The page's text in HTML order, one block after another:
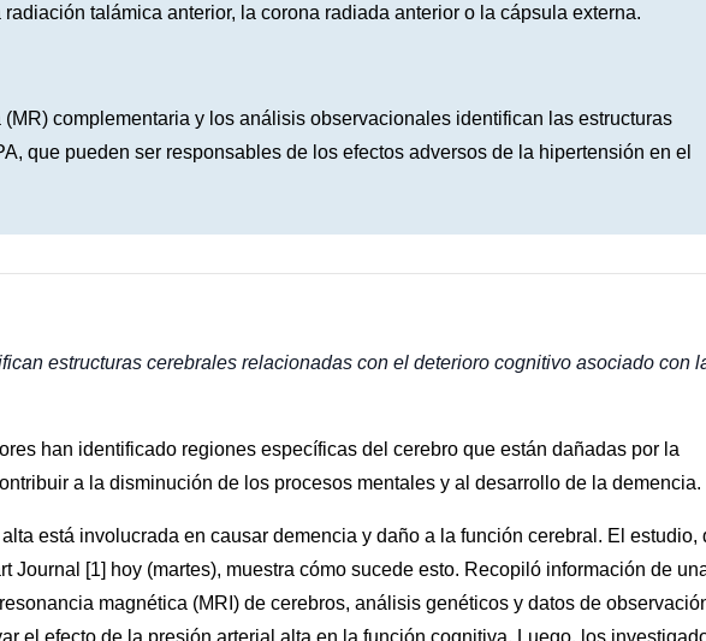
talámica anterior, la corona radiada anterior o la cápsula externa.
complementaria y los análisis observacionales identifican las estructuras
que pueden ser responsables de los efectos adversos de la hipertensión en el
estructuras cerebrales relacionadas con el deterioro cognitivo asociado con
han identificado regiones específicas del cerebro que están dañadas por la
a la disminución de los procesos mentales y al desarrollo de la demencia.
está involucrada en causar demencia y daño a la función cerebral. El estudio,
Journal [1] hoy (martes), muestra cómo sucede esto. Recopiló información de
magnética (MRI) de cerebros, análisis genéticos y datos de
el efecto de la presión arterial alta en la función cognitiva. Luego, los